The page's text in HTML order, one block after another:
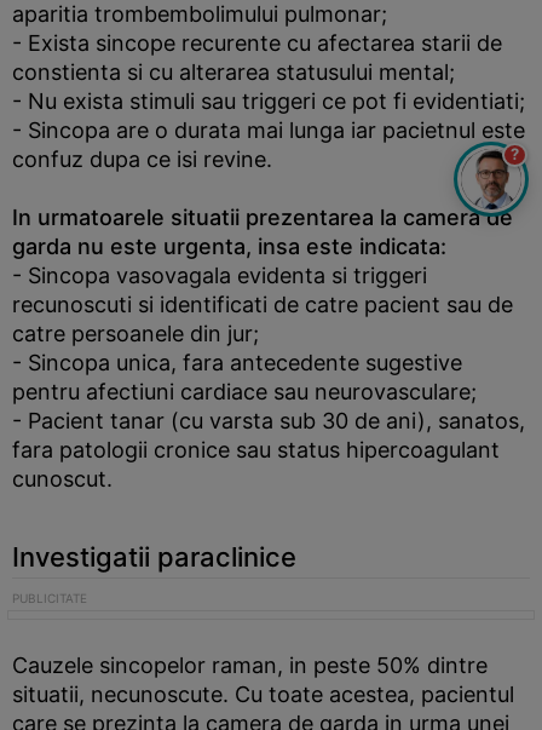
aparitia trombembolimului pulmonar;
- Exista sincope recurente cu afectarea starii de
constienta si cu alterarea statusului mental;
- Nu exista stimuli sau triggeri ce pot fi evidentiati;
- Sincopa are o durata mai lunga iar pacietnul este
confuz dupa ce isi revine.
In urmatoarele situatii prezentarea la camera de
garda nu este urgenta, insa este indicata:
- Sincopa vasovagala evidenta si triggeri
recunoscuti si identificati de catre pacient sau de
catre persoanele din jur;
- Sincopa unica, fara antecedente sugestive
pentru afectiuni cardiace sau neurovasculare;
- Pacient tanar (cu varsta sub 30 de ani), sanatos,
fara patologii cronice sau status hipercoagulant
cunoscut.
Investigatii paraclinice
Cauzele sincopelor raman, in peste 50% dintre
situatii, necunoscute. Cu toate acestea, pacientul
care se prezinta la camera de garda in urma unei
?